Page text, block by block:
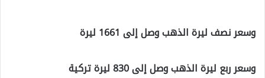
وسعر نصف ليرة الذهب وصل إلى 1661 ليرة
وسعر ربع ليرة الذهب وصل إلى 830 ليرة تركية